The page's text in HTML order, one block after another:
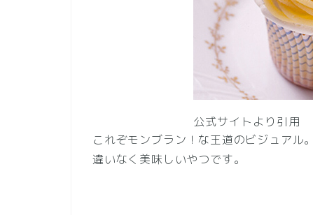
公式サイトより引用
これぞモンブラン！な王道のビジュアル
違いなく美味しいやつです。